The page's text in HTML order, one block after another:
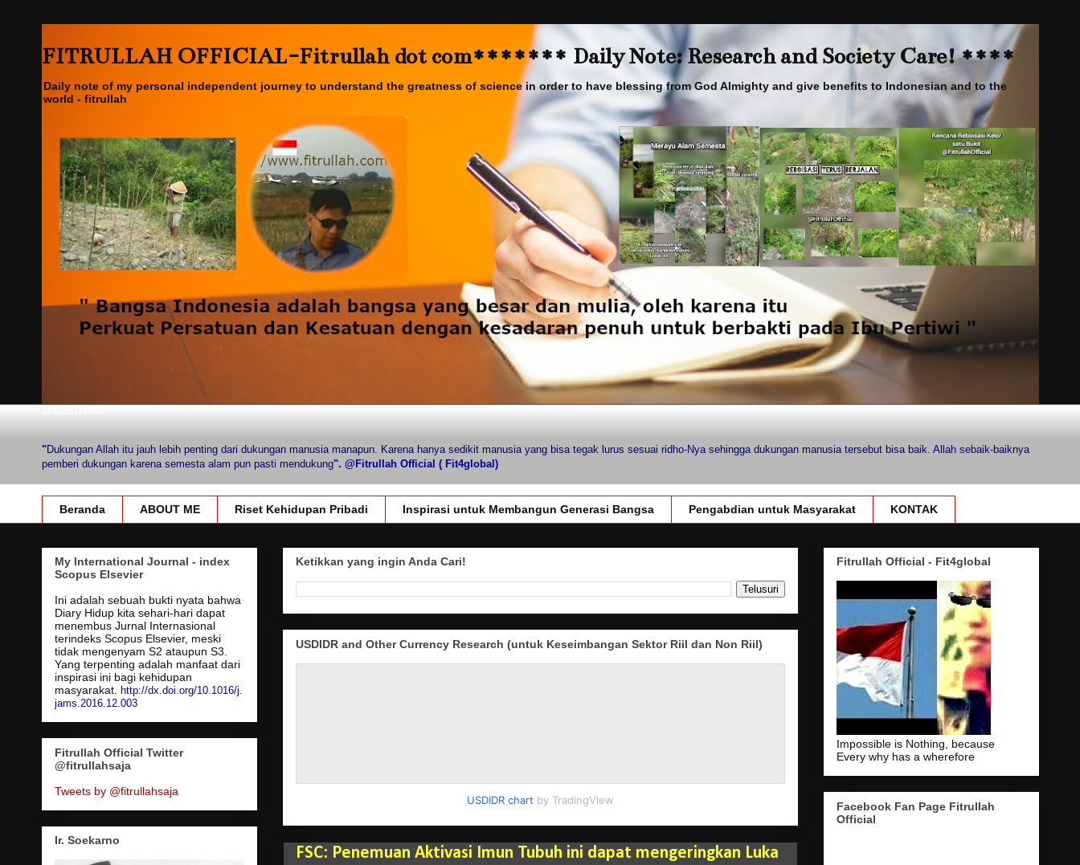
FITRULLAH OFFICIAL-Fitrullah dot com******* Daily Note: Research and Society Care! ****
Daily note of my personal independent journey to understand the greatness of science in order to have blessing from God Almighty and give benefits to Indonesian and to the
world - fitrullah
"Dukungan Allah itu jauh lebih penting dari dukungan manusia manapun. Karena hanya sedikit manusia yang bisa tegak lurus sesuai ridho-Nya sehingga dukungan manusia tersebut bisa baik. Allah sebaik-baiknya
pemberi dukungan karena semesta alam pun pasti mendukung". @Fitrullah Official ( Fit4global)
Beranda ABOUT ME Riset Kehidupan Pribadi Inspirasi untuk Membangun Generasi Bangsa Pengabdian untuk Masyarakat KONTAK
Ketikkan yang ingin Anda Cari!
USDIDR and Other Currency Research (untuk Keseimbangan Sektor Riil dan Non Riil)
USDIDR chart by TradingView
FSC: Penemuan Aktivasi Imun Tubuh ini dapat mengeringkan Luka
My International Journal - index
Scopus Elsevier
Ini adalah sebuah bukti nyata bahwa
Diary Hidup kita sehari-hari dapat
menembus Jurnal Internasional
terindeks Scopus Elsevier, meski
tidak mengenyam S2 ataupun S3.
Yang terpenting adalah manfaat dari
inspirasi ini bagi kehidupan
masyarakat.
http://dx.doi.org/10.1016/j.
jams.2016.12.003
Fitrullah Official Twitter
@fitrullahsaja
Tweets by @fitrullahsaja
Ir. Soekarno
Fitrullah Official - Fit4global
Impossible is Nothing, because
Every why has a wherefore
Facebook Fan Page Fitrullah
Official